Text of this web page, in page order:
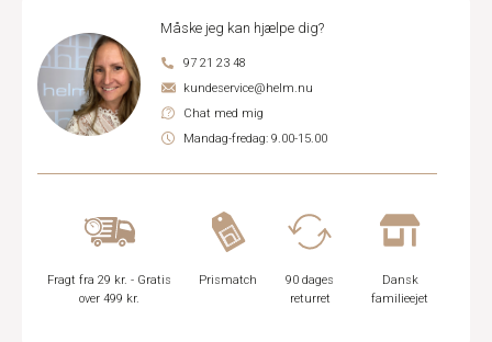
Måske jeg kan hjælpe dig?
97 21 23 48
kundeservice@helm.nu
Chat med mig
Mandag-fredag: 9.00-15.00
Fragt fra 29 kr. - Gratis
over 499 kr.
Prismatch
90 dages
returret
Dansk
familieejet